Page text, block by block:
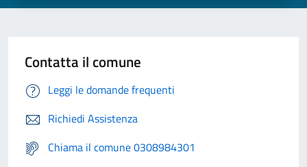
Contatta il comune
Leggi le domande frequenti
Richiedi Assistenza
Chiama il comune 0308984301